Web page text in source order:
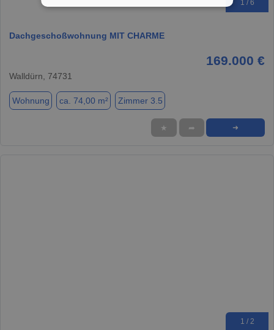
1 / 6
Dachgeschoßwohnung MIT CHARME
169.000 €
Walldürn, 74731
Wohnung ca. 74,00 m² Zimmer 3.5
★ ➦ ➜
1 / 2